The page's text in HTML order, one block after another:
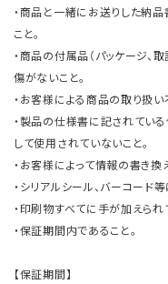
・商品と一緒にお送りした納品
こと。
・商品の付属品（パッケージ、
傷がないこと。
・お客様による商品の取り扱
・製品の仕様書に記されてい
して使用されていないこと。
・お客様によって情報の書き換
・シリアルシール、バーコード
・印刷物すべてに手が加えられ
・保証期間内であること。
【保証期間】